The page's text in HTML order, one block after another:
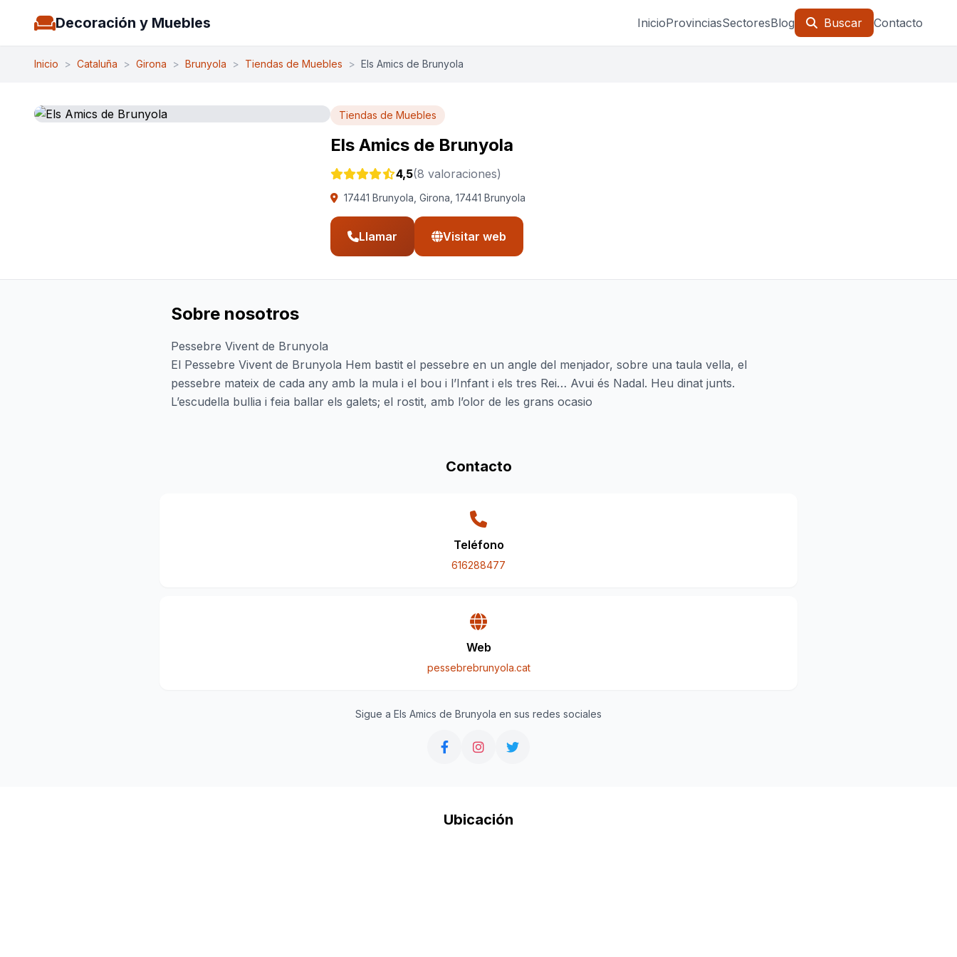
Decoración y Muebles InicioProvinciasSectoresBlog Buscar Contacto
Inicio > Cataluña > Girona > Brunyola > Tiendas de Muebles > Els Amics de Brunyola
Tiendas de Muebles
Els Amics de Brunyola
4,5(8 valoraciones)
17441 Brunyola, Girona, 17441 Brunyola
Llamar Visitar web
Sobre nosotros
Pessebre Vivent de Brunyola
El Pessebre Vivent de Brunyola Hem bastit el pessebre en un angle del menjador, sobre una taula vella, el
pessebre mateix de cada any amb la mula i el bou i l’Infant i els tres Rei… Avui és Nadal. Heu dinat junts.
L’escudella bullia i feia ballar els galets; el rostit, amb l’olor de les grans ocasio
Contacto
Teléfono
616288477
Web
pessebrebrunyola.cat
Sigue a Els Amics de Brunyola en sus redes sociales
Ubicación